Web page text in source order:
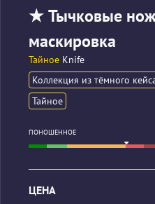
★ Тычковые
маскировка
Тайное Knife
Коллекция из тёмного
Тайное
ПОНОШЕННОЕ
ЦЕНА